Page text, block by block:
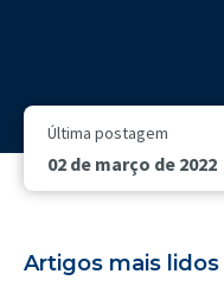
Última postagem
02 de março de 2022
Artigos mais lidos